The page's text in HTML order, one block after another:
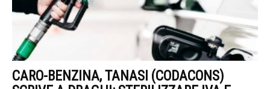
CARO-BENZINA, TANASI (CODACONS)